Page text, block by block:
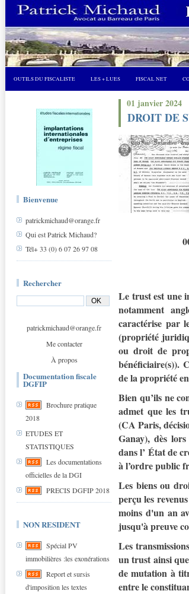
OUTILS DU FISCALISTE LES + LUES FISCAL NET
Bienvenue
patrickmichaud@orange.fr
Qui est Patrick Michaud?
Tél+ 33 (0) 6 07 26 97 08
Rechercher
patrickmichaud@orange.fr
Me contacter
À propos
Documentation fiscale
DGFIP
Brochure pratique
2018
ETUDES ET
STATISTIQUES
Les documentations
officielles de la DGI
PRECIS DGFIP 2018
NON RESIDENT
Spécial PV
immobilières :les exonérations
Report et sursis
d'imposition les textes
01 janvier 2024
DROIT DE
Le trust est une
notamment
caractérise par
(propriété
ou droit de
bénéficiaire(s)).
de la propriété
Bien qu’ils ne
admet que les
(CA Paris,
Ganay), dès
dans l’ État de
à l’ordre public
Les biens ou
perçu les
moins d'un an
jusqu'à preuve
Les
un trust ainsi
de mutation à
entre le